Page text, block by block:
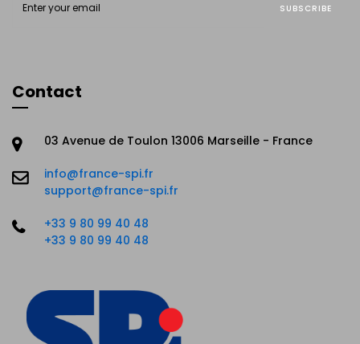
SUBSCRIBE
Contact
03 Avenue de Toulon 13006 Marseille - France
info@france-spi.fr
support@france-spi.fr
+33 9 80 99 40 48
+33 9 80 99 40 48